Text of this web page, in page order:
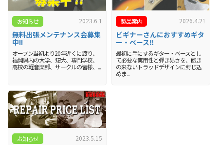
お知らせ 2023.6.1
無料出張メンテナンス会募集
中!!
オープン当初より20年近くに渡り、
福岡県内の大学、短大、専門学校、
高校の軽音楽部、サークルの皆様、...
製品案内 2026.4.21
ビギナーさんにおすすめギタ
ー・ベース‼
最初に手にするギター・ベースとし
て必要な実用性と弾き易さを、飽き
の来ないトラッドデザインに封じ込
めま...
お知らせ 2023.5.15